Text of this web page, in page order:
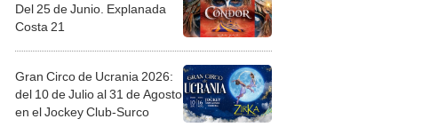
Del 25 de Junio. Explanada
Costa 21
Gran Circo de Ucrania 2026:
del 10 de Julio al 31 de Agosto
en el Jockey Club-Surco